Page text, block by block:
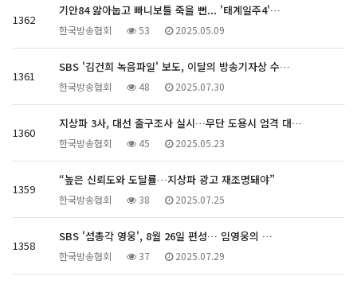
1362
기안84 앓아눕고 빠니보틀 죽을 뻔... '태계일주4'…
한국방송협회 53 2025.05.09
1361
SBS '김건희 녹음파일' 보도, 이달의 방송기자상 수…
한국방송협회 48 2025.07.30
1360
지상파 3사, 대선 출구조사 실시…무단 도용시 엄격 대…
한국방송협회 45 2025.05.23
1359
“높은 신뢰도와 도달률…지상파 광고 재조명돼야”
한국방송협회 38 2025.07.25
1358
SBS '섬총각 영웅', 8월 26일 편성… 임영웅의 …
한국방송협회 37 2025.07.29